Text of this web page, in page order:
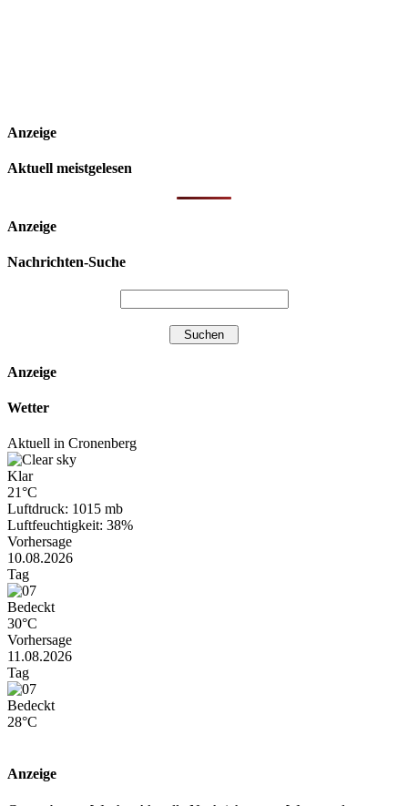
Anzeige
Aktuell meistgelesen
Anzeige
Nachrichten-Suche
Anzeige
Wetter
Aktuell in Cronenberg
Klar
21°C
Luftdruck: 1015 mb
Luftfeuchtigkeit: 38%
Vorhersage
10.08.2026
Tag
Bedeckt
30°C
Vorhersage
11.08.2026
Tag
Bedeckt
28°C
Anzeige